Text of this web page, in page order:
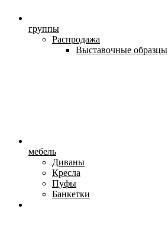
группы
Распродажа
Выставочные образцы
мебель
Диваны
Кресла
Пуфы
Банкетки